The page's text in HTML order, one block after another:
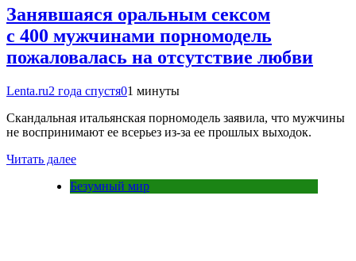
Занявшаяся оральным сексом
с 400 мужчинами порномодель
пожаловалась на отсутствие любви
Lenta.ru2 года спустя01 минуты
Скандальная итальянская порномодель заявила, что мужчины
не воспринимают ее всерьез из-за ее прошлых выходок.
Читать далее
Безумный мир